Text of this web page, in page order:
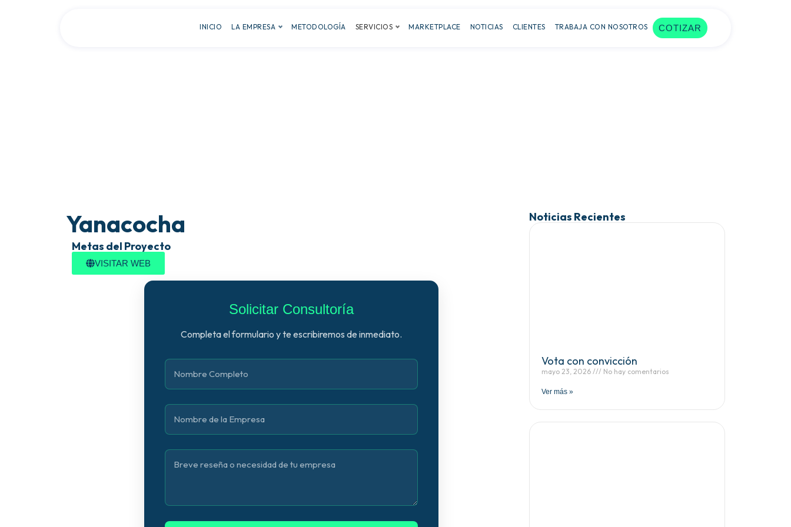
INICIO LA EMPRESA METODOLOGÍA SERVICIOS MARKETPLACE NOTICIAS CLIENTES TRABAJA CON NOSOTROS COTIZAR
Yanacocha
Metas del Proyecto
VISITAR WEB
Solicitar Consultoría
Completa el formulario y te escribiremos de inmediato.
Noticias Recientes
Vota con convicción
mayo 23, 2026 No hay comentarios
Ver más »